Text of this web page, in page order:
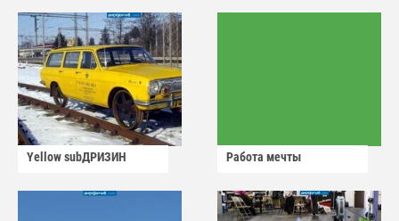
Yellow subДРИЗИН Работа мечты